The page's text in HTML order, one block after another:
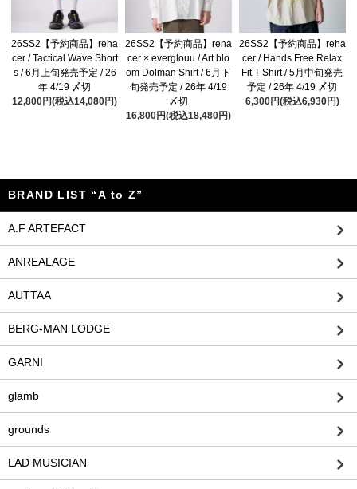
26SS2【予約商品】reha
cer / Tactical Wave Short
s / 6月上旬発売予定 / 26
年 4/19 〆切
12,800円(税込14,080円)
26SS2【予約商品】reha
cer × everglouu / Art blo
om Dolman Shirt / 6月下
旬発売予定 / 26年 4/19
〆切
16,800円(税込18,480円)
26SS2【予約商品】reha
cer / Hands Free Relax
Fit T-Shirt / 5月中旬発売
予定 / 26年 4/19 〆切
6,300円(税込6,930円)
BRAND LIST “A to Z”
A.F ARTEFACT
ANREALAGE
AUTTAA
BERG-MAN LODGE
GARNI
glamb
grounds
LAD MUSICIAN